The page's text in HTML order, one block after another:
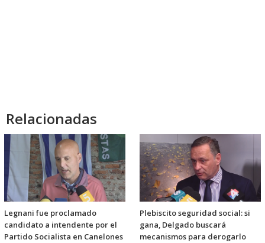
Relacionadas
Legnani fue proclamado
candidato a intendente por el
Partido Socialista en Canelones
Plebiscito seguridad social: si
gana, Delgado buscará
mecanismos para derogarlo